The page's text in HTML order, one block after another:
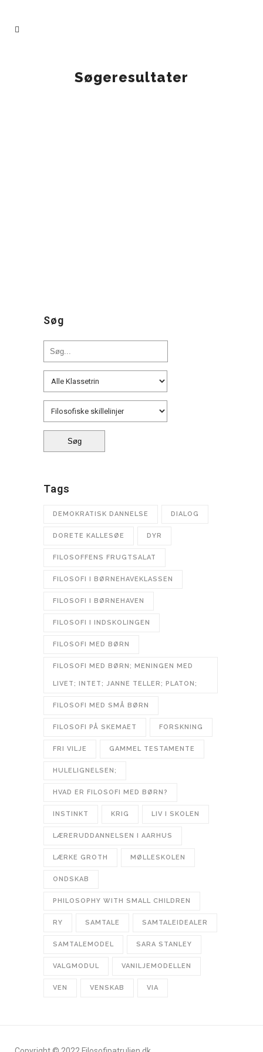
Søgeresultater
Søg
Tags
DEMOKRATISK DANNELSE DIALOG
DORETE KALLESØE DYR
FILOSOFFENS FRUGTSALAT
FILOSOFI I BØRNEHAVEKLASSEN
FILOSOFI I BØRNEHAVEN
FILOSOFI I INDSKOLINGEN
FILOSOFI MED BØRN
FILOSOFI MED BØRN; MENINGEN MED
LIVET; INTET; JANNE TELLER; PLATON;
FILOSOFI MED SMÅ BØRN
FILOSOFI PÅ SKEMAET FORSKNING
FRI VILJE GAMMEL TESTAMENTE
HULELIGNELSEN;
HVAD ER FILOSOFI MED BØRN?
INSTINKT KRIG LIV I SKOLEN
LÆRERUDDANNELSEN I AARHUS
LÆRKE GROTH MØLLESKOLEN
ONDSKAB
PHILOSOPHY WITH SMALL CHILDREN
RY SAMTALE SAMTALEIDEALER
SAMTALEMODEL SARA STANLEY
VALGMODUL VANILJEMODELLEN
VEN VENSKAB VIA